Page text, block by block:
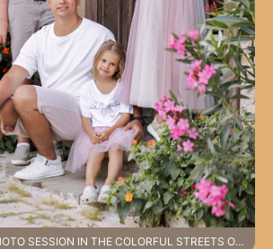
SUNSET. FAMILY PHOTO SESSION IN THE COLORFUL STREETS OF SIDE.